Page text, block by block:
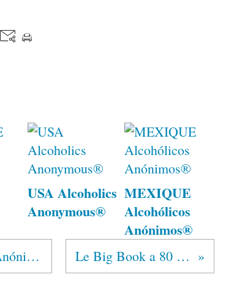
USA Alcoholics
Anonymous®
MEXIQUE
Alcohólicos
Anónimos®
MEXIQUE Alcohólicos Anónimos® Le Big Book a 80 ans !